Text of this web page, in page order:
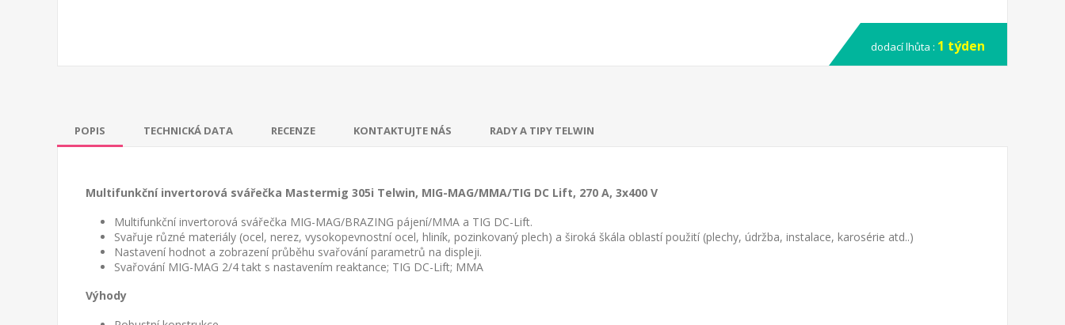
dodací lhůta : 1 týden
POPIS TECHNICKÁ DATA RECENZE KONTAKTUJTE NÁS RADY A TIPY TELWIN
Multifunkční invertorová svářečka Mastermig 305i Telwin, MIG-MAG/MMA/TIG DC Lift, 270 A, 3x400 V
Multifunkční invertorová svářečka MIG-MAG/BRAZING pájení/MMA a TIG DC-Lift.
Svařuje různé materiály (ocel, nerez, vysokopevnostní ocel, hliník, pozinkovaný plech) a široká škála oblastí použití (plechy, údržba, instalace, karosérie atd..)
Nastavení hodnot a zobrazení průběhu svařování parametrů na displeji.
Svařování MIG-MAG 2/4 takt s nastavením reaktance; TIG DC-Lift; MMA
Výhody